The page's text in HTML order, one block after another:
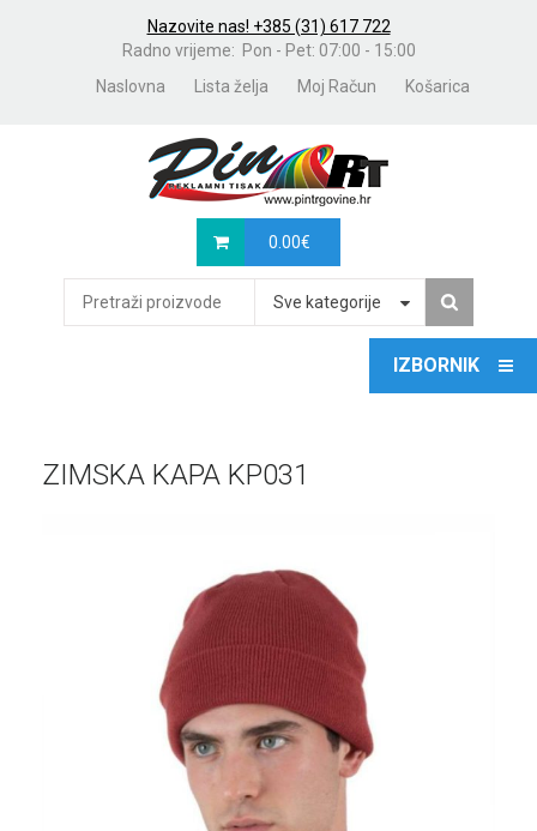
Nazovite nas! +385 (31) 617 722
Radno vrijeme: Pon - Pet: 07:00 - 15:00
Naslovna
Lista želja Moj Račun Košarica
0.00€
Sve kategorije
ZIMSKA KAPA KP031